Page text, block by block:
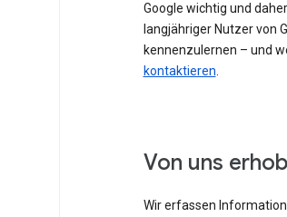
Google wichtig und
langjähriger Nutzer von
kennenzulernen – und
kontaktieren.
Von uns
Wir erfassen